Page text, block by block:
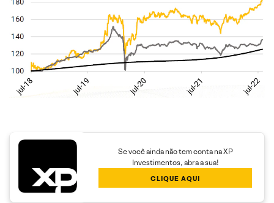
Se você ainda não tem conta na XP
Investimentos, abra a sua!
CLIQUE AQUI